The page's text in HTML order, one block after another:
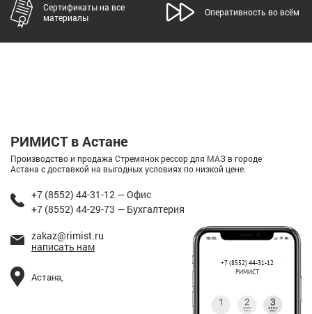
Сертификаты на все
материалы
Оперативность во всём
РИМИСТ в Астане
Производство и продажа Стремянок рессор для МАЗ в городе
Астана с доставкой на выгодных условиях по низкой цене.
+7 (8552) 44-31-12 — Офис
+7 (8552) 44-29-73 — Бухгалтерия
zakaz@rimist.ru
написать нам
+7 (8552) 44-31-12
РИМИСТ
Астана,